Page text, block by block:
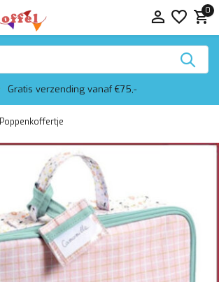
0
Gratis verzending vanaf €75,-
Poppenkoffertje